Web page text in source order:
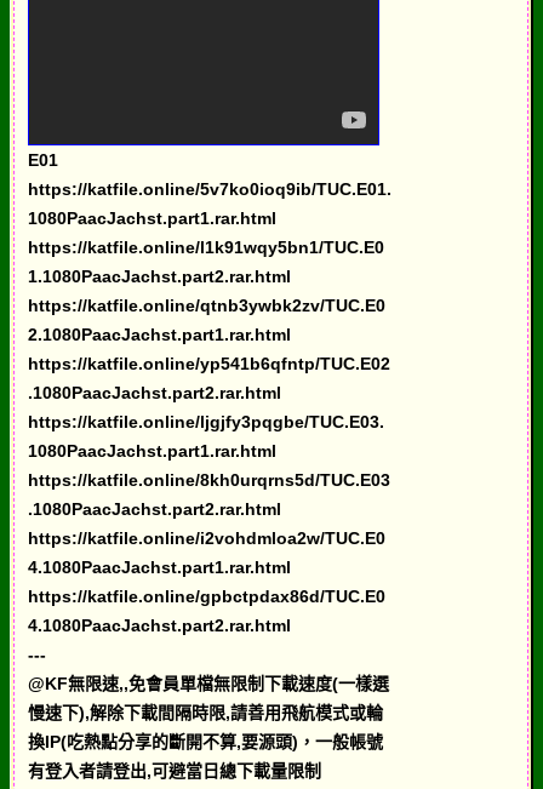
E01
https://katfile.online/5v7ko0ioq9ib/TUC.E01.
1080PaacJachst.part1.rar.html
https://katfile.online/l1k91wqy5bn1/TUC.E0
1.1080PaacJachst.part2.rar.html
https://katfile.online/qtnb3ywbk2zv/TUC.E0
2.1080PaacJachst.part1.rar.html
https://katfile.online/yp541b6qfntp/TUC.E02
.1080PaacJachst.part2.rar.html
https://katfile.online/ljgjfy3pqgbe/TUC.E03.
1080PaacJachst.part1.rar.html
https://katfile.online/8kh0urqrns5d/TUC.E03
.1080PaacJachst.part2.rar.html
https://katfile.online/i2vohdmloa2w/TUC.E0
4.1080PaacJachst.part1.rar.html
https://katfile.online/gpbctpdax86d/TUC.E0
4.1080PaacJachst.part2.rar.html
---
@KF無限速,,免會員單檔無限制下載速度(一樣選
慢速下),解除下載間隔時限,請善用飛航模式或輪
換IP(吃熱點分享的斷開不算,要源頭)，一般帳號
有登入者請登出,可避當日總下載量限制